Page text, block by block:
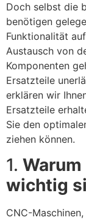
Doch selbst die
benötigen
Funktionalität
Austausch von
Komponenten
Ersatzteile
erklären wir
Ersatzteile
Sie den
ziehen können.
1.
wichtig
CNC-